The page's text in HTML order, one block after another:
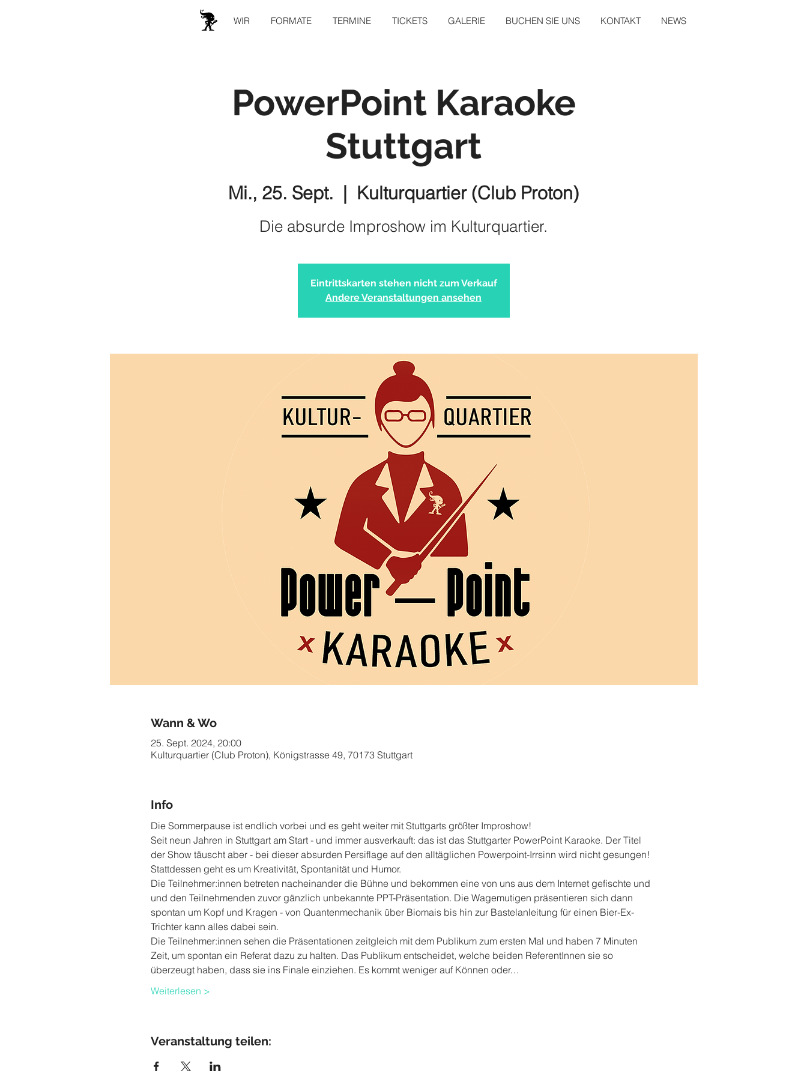
WIR FORMATE TERMINE TICKETS GALERIE BUCHEN SIE UNS KONTAKT NEWS
PowerPoint Karaoke
Stuttgart
Mi., 25. Sept.
  |
Kulturquartier (Club Proton)
Die absurde Improshow im Kulturquartier.
Eintrittskarten stehen nicht zum Verkauf
Andere Veranstaltungen ansehen
Wann & Wo
25. Sept. 2024, 20:00
Kulturquartier (Club Proton), Königstrasse 49, 70173 Stuttgart
Info
Die Sommerpause ist endlich vorbei und es geht weiter mit Stuttgarts größter Improshow!
Seit neun Jahren in Stuttgart am Start - und immer ausverkauft: das ist das Stuttgarter PowerPoint Karaoke. Der Titel
der Show täuscht aber - bei dieser absurden Persiflage auf den alltäglichen Powerpoint-Irrsinn wird nicht gesungen!
Stattdessen geht es um Kreativität, Spontanität und Humor.
Die Teilnehmer:innen betreten nacheinander die Bühne und bekommen eine von uns aus dem Internet gefischte und
und den Teilnehmenden zuvor gänzlich unbekannte PPT-Präsentation. Die Wagemutigen präsentieren sich dann
spontan um Kopf und Kragen - von Quantenmechanik über Biomais bis hin zur Bastelanleitung für einen Bier-Ex-
Trichter kann alles dabei sein.
Die Teilnehmer:innen sehen die Präsentationen zeitgleich mit dem Publikum zum ersten Mal und haben 7 Minuten
Zeit, um spontan ein Referat dazu zu halten. Das Publikum entscheidet, welche beiden ReferentInnen sie so
überzeugt haben, dass sie ins Finale einziehen. Es kommt weniger auf Können oder…
Weiterlesen >
Veranstaltung teilen: